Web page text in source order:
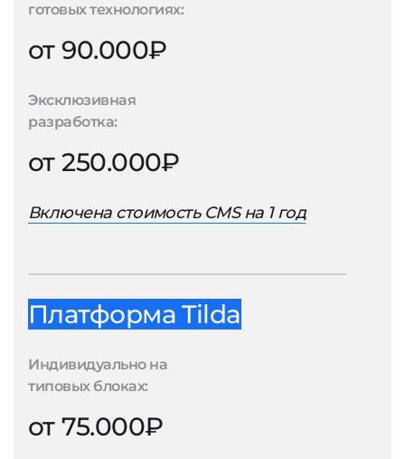
готовых технологиях:
от 90.000₽
Эксклюзивная
разработка:
от 250.000₽
Включена стоимость CMS на 1 год
Платформа Tilda
Индивидуально на
типовых блоках:
от 75.000₽